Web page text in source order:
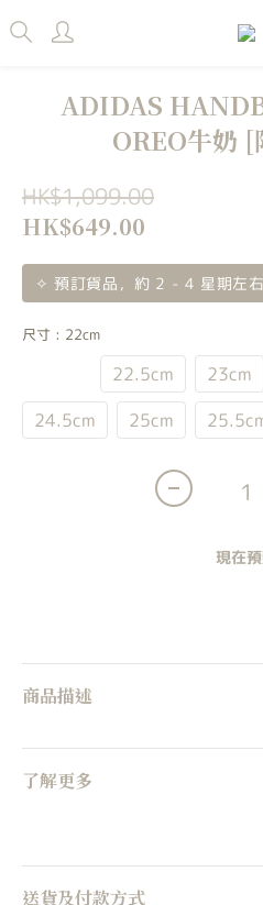
ADIDAS
OREO牛奶
HK$1,099.00
HK$649.00
✧ 預訂貨品，約 2 - 4 星期左
尺寸 : 22cm
22.5cm 23cm
24.5cm
25cm
現在
商品描述
了解更多
送貨及付款方式